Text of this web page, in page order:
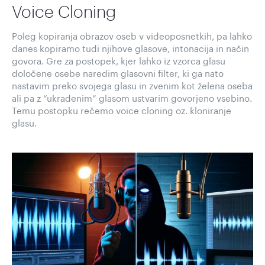
Voice Cloning
Poleg kopiranja obrazov oseb v videoposnetkih, pa lahko
danes kopiramo tudi njihove glasove, intonacija in način
govora. Gre za postopek, kjer lahko iz vzorca glasu
določene osebe naredim glasovni filter, ki ga nato
nastavim preko svojega glasu in zvenim kot želena oseba
ali pa z “ukradenim” glasom ustvarim govorjeno vsebino.
Temu postopku rečemo voice cloning oz. kloniranje
glasu.